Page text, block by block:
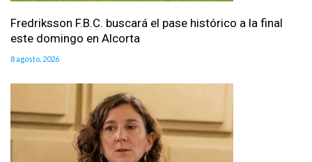
Fredriksson F.B.C. buscará el pase histórico a la final
este domingo en Alcorta
8 agosto, 2026